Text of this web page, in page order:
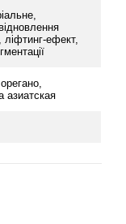
ліфтинг-ефект,
азиатская